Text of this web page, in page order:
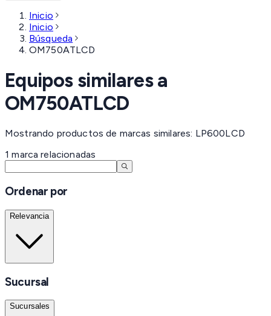
Inicio
Inicio
Búsqueda
OM750ATLCD
Equipos similares a
OM750ATLCD
Mostrando productos de marcas similares: LP600LCD
1 marca relacionadas
Ordenar por
Relevancia
Sucursal
Sucursales